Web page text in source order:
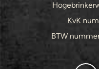
KvK
BTW